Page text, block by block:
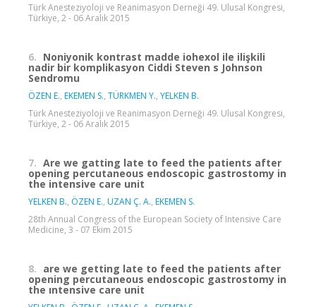
Türk Anesteziyoloji ve Reanimasyon Derneği 49. Ulusal Kongresi,
Türkiye, 2 - 06 Aralık 2015
6. Noniyonik kontrast madde iohexol ile ilişkili
nadir bir komplikasyon Ciddi Steven s Johnson
Sendromu
ÖZEN E., EKEMEN S., TÜRKMEN Y., YELKEN B.
Türk Anesteziyoloji ve Reanimasyon Derneği 49. Ulusal Kongresi,
Türkiye, 2 - 06 Aralık 2015
7. Are we gatting late to feed the patients after
opening percutaneous endoscopic gastrostomy in
the intensive care unit
YELKEN B., ÖZEN E., UZAN Ç. A., EKEMEN S.
28th Annual Congress of the European Society of Intensive Care
Medicine, 3 - 07 Ekim 2015
8. are we getting late to feed the patients after
opening percutaneous endoscopic gastrostomy in
the ıntensive care unit